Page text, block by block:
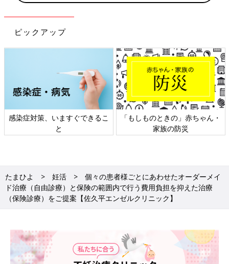
ピックアップ
感染症対策、いますぐできるこ
と
「もしものときの」赤ちゃん・
家族の防災
たまひよ 妊活
個々の患者様ごとにあわせたオーダーメイ
ド治療（自由診療）と保険の範囲内で行う費用負担を抑えた治療
（保険診療）をご提案【佐久平エンゼルクリニック】